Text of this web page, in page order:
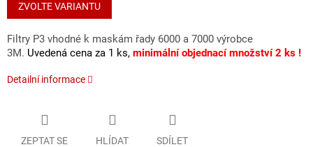
cena:
ZVOLTE VARIANTU
Filtry P3 vhodné k maskám řady 6000 a 7000 výrobce
3M. Uvedená cena za 1 ks, minimální objednací množství 2 ks !
Detailní informace
ZEPTAT SE HLÍDAT SDÍLET